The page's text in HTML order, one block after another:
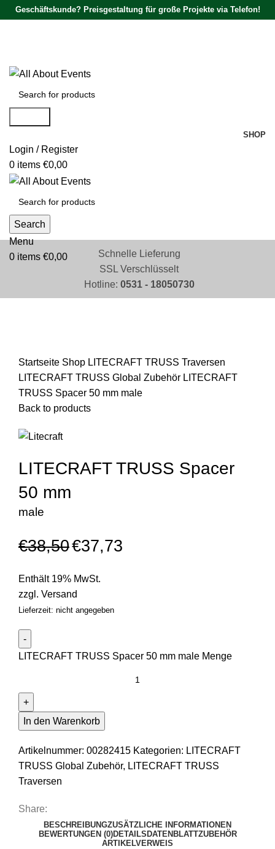
Geschäftskunde? Preisgestaltung für große Projekte via Telefon!
SHOP
Login / Register
0 items €0,00
Search
Menu
0 items €0,00
Schnelle Lieferung
SSL Verschlüsselt
Hotline: 0531 - 18050730
Startseite Shop LITECRAFT TRUSS Traversen
LITECRAFT TRUSS Global Zubehör LITECRAFT
TRUSS Spacer 50 mm male
Back to products
LITECRAFT TRUSS Spacer
50 mm
male
€38,50€37,73
Enthält 19% MwSt.
zzgl. Versand
Lieferzeit: nicht angegeben
LITECRAFT TRUSS Spacer 50 mm male Menge
In den Warenkorb
Artikelnummer: 00282415 Kategorien: LITECRAFT
TRUSS Global Zubehör, LITECRAFT TRUSS
Traversen
Share:
BESCHREIBUNGZUSÄTZLICHE INFORMATIONEN
BEWERTUNGEN (0)DETAILS DATENBLATTZUBEHÖR
ARTIKELVERWEIS